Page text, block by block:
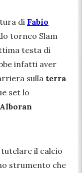
di Fabio
torneo Slam
testa di
infatti aver
sulla terra
set lo
il calcio
strumento che